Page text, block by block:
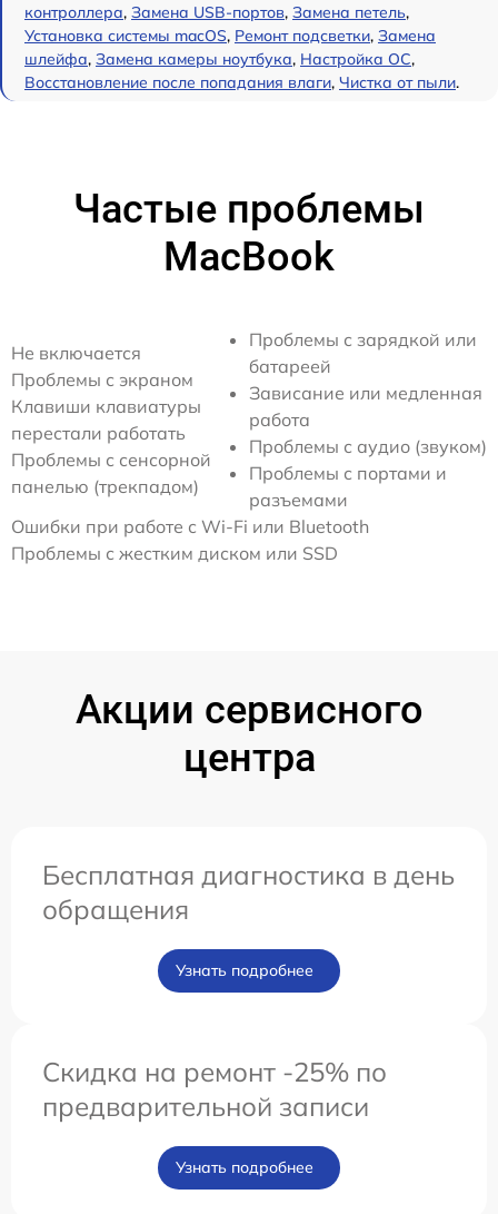
контроллера, Замена USB-портов, Замена петель,
Установка системы macOS, Ремонт подсветки, Замена
шлейфа, Замена камеры ноутбука, Настройка ОС,
Восстановление после попадания влаги, Чистка от пыли.
Частые проблемы
MacBook
Не включается
Проблемы с экраном
Клавиши клавиатуры
перестали работать
Проблемы с сенсорной
панелью (трекпадом)
Проблемы с зарядкой или
батареей
Зависание или медленная
работа
Проблемы с аудио (звуком)
Проблемы с портами и
разъемами
Ошибки при работе с Wi-Fi или Bluetooth
Проблемы с жестким диском или SSD
Акции сервисного
центра
Бесплатная диагностика в день
обращения
Узнать подробнее
Скидка на ремонт -25% по
предварительной записи
Узнать подробнее